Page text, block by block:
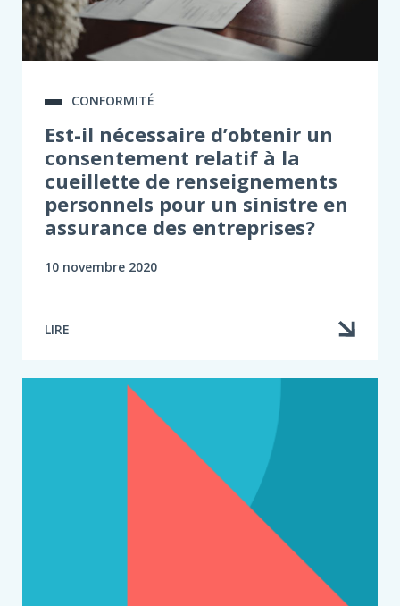
CONFORMITÉ
Est-il nécessaire d’obtenir un
consentement relatif à la
cueillette de renseignements
personnels pour un sinistre en
assurance des entreprises?
10 novembre 2020
LIRE